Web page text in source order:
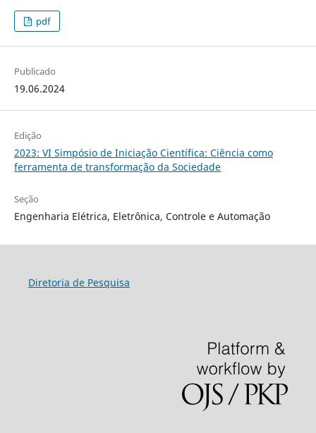
pdf
Publicado
19.06.2024
Edição
2023: VI Simpósio de Iniciação Científica: Ciência como
ferramenta de transformação da Sociedade
Seção
Engenharia Elétrica, Eletrônica, Controle e Automação
Diretoria de Pesquisa